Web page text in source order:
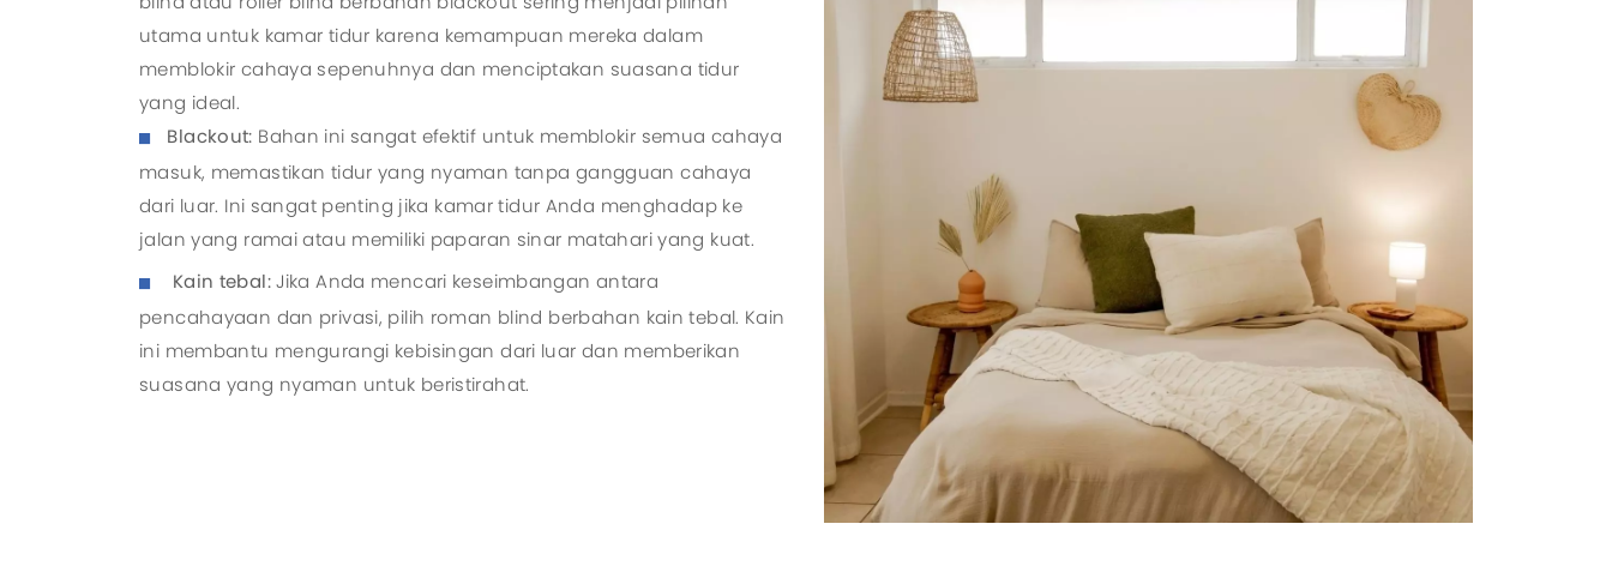
utama untuk kamar tidur karena kemampuan mereka dalam
memblokir cahaya sepenuhnya dan menciptakan suasana tidur
yang ideal.
Blackout: Bahan ini sangat efektif untuk memblokir semua cahaya
masuk, memastikan tidur yang nyaman tanpa gangguan cahaya
dari luar. Ini sangat penting jika kamar tidur Anda menghadap ke
jalan yang ramai atau memiliki paparan sinar matahari yang kuat.
Kain tebal:Jika Anda mencari keseimbangan antara
pencahayaan dan privasi, pilih roman blind berbahan kain tebal. Kain
ini membantu mengurangi kebisingan dari luar dan memberikan
suasana yang nyaman untuk beristirahat.